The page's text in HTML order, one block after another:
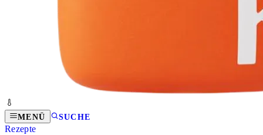
MENÜ SUCHE
Rezepte